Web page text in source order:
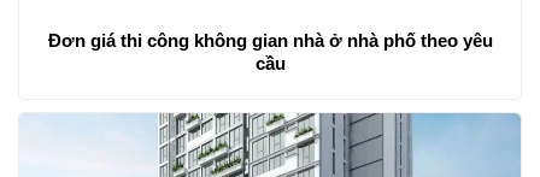
Đơn giá thi công không gian nhà ở nhà phố theo yêu
cầu